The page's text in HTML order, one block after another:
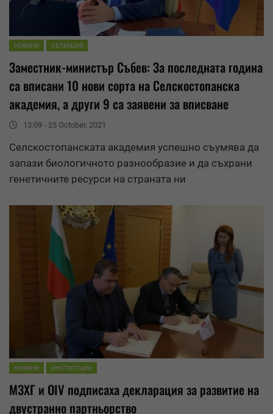
НОВИНИ СЕЛЕКЦИЯ
Заместник-министър Събев: За последната година
са вписани 10 нови сорта на Селскостопанска
академия, а други 9 са заявени за вписване
13:09 - 25 October, 2021
Селскостопанската академия успешно съумява да
запази биологичното разнообразие и да съхрани
генетичните ресурси на страната ни
НОВИНИ ИНСТИТУЦИИ
МЗХГ и OIV подписаха декларация за развитие на
двустранно партньорство